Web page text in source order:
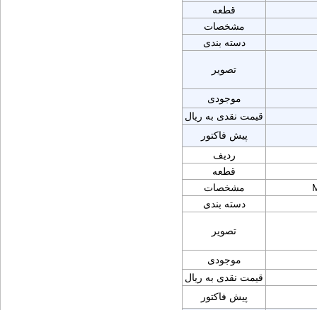
قطعه
مشخصات
دسته بندی
تصویر
موجودی
قیمت نقدی به ریال
پیش فاکتور
ردیف
قطعه
مشخصات
دسته بندی
تصویر
موجودی
قیمت نقدی به ریال
پیش فاکتور